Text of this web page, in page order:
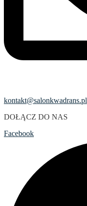
kontakt@salonkwadrans.pl
DOŁĄCZ DO NAS
Facebook